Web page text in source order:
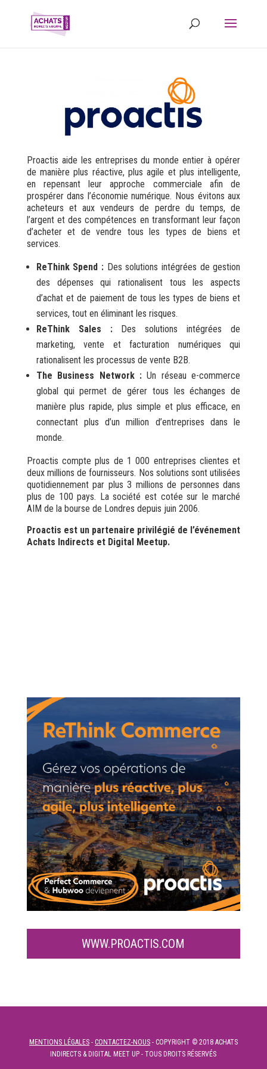
Proactis aide les entreprises du monde entier à opérer
de manière plus réactive, plus agile et plus intelligente,
en repensant leur approche commerciale afin de
prospérer dans l’économie numérique. Nous évitons aux
acheteurs et aux vendeurs de perdre du temps, de
l’argent et des compétences en transformant leur façon
d’acheter et de vendre tous les types de biens et
services.
ReThink Spend : Des solutions intégrées de gestion
des dépenses qui rationalisent tous les aspects
d’achat et de paiement de tous les types de biens et
services, tout en éliminant les risques.
ReThink Sales :Des solutions intégrées de
marketing, vente et facturation numériques qui
rationalisent les processus de vente B2B.
The Business Network : Un réseau e-commerce
global qui permet de gérer tous les échanges de
manière plus rapide, plus simple et plus efficace, en
connectant plus d’un million d’entreprises dans le
monde.
Proactis compte plus de 1 000 entreprises clientes et
deux millions de fournisseurs. Nos solutions sont utilisées
quotidiennement par plus 3 millions de personnes dans
plus de 100 pays. La société est cotée sur le marché
AIM de la bourse de Londres depuis juin 2006.
Proactis est un partenaire privilégié de l’événement
Achats Indirects et Digital Meetup.
WWW.PROACTIS.COM
MENTIONS LÉGALES- CONTACTEZ-NOUS- COPYRIGHT © 2018 ACHATS
INDIRECTS & DIGITAL MEET UP - TOUS DROITS RÉSERVÉS